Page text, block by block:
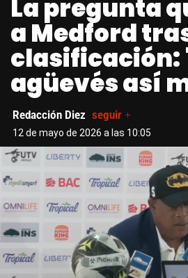
La pregunta
a Medford
clasificación:
agüevés así
Redacción Diez seguir +
12 de mayo de 2026 a las 10:05